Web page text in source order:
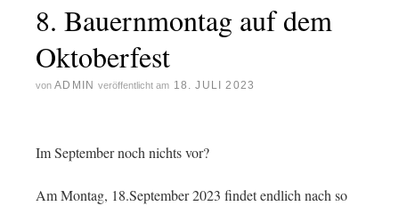
8. Bauernmontag auf dem
Oktoberfest
von ADMIN veröffentlicht am 18. JULI 2023
Im September noch nichts vor?
Am Montag, 18.September 2023 findet endlich nach so